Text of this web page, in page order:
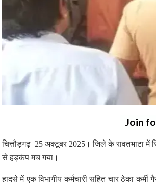
Join
चित्तौड़गढ़ 25 अक्टूबर 2025। जिले के रावतभाटा में
से हड़कंप मच गया।
हादसे में एक विभागीय कर्मचारी सहित चार ठेका